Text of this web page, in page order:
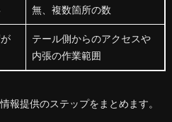
無、複数箇所の数
テール側からのアクセスや
内張の作業範囲
報提供のステップをまとめます。